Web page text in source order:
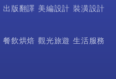
出版翻譯 美編設計 裝潢設計
餐飲烘焙 觀光旅遊 生活服務